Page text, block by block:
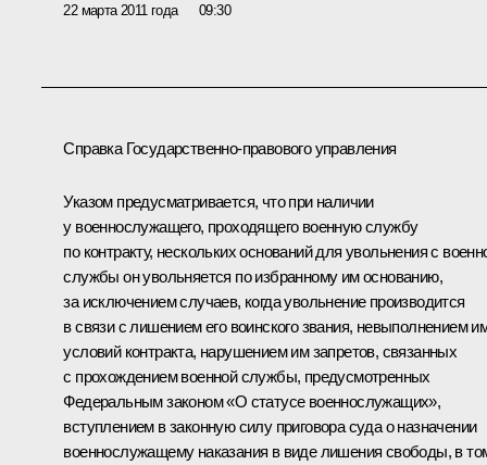
22 марта 2011 года 09:30
Справка Государственно-правового управления
Указом предусматривается, что при наличии
у военнослужащего, проходящего военную службу
по контракту, нескольких оснований для увольнения с
службы он увольняется по избранному им основанию,
за исключением случаев, когда увольнение производится
в связи с лишением его воинского звания, невыполнением
условий контракта, нарушением им запретов, связанных
с прохождением военной службы, предусмотренных
Федеральным законом «О статусе военнослужащих»,
вступлением в законную силу приговора суда о назначении
военнослужащему наказания в виде лишения свободы, в